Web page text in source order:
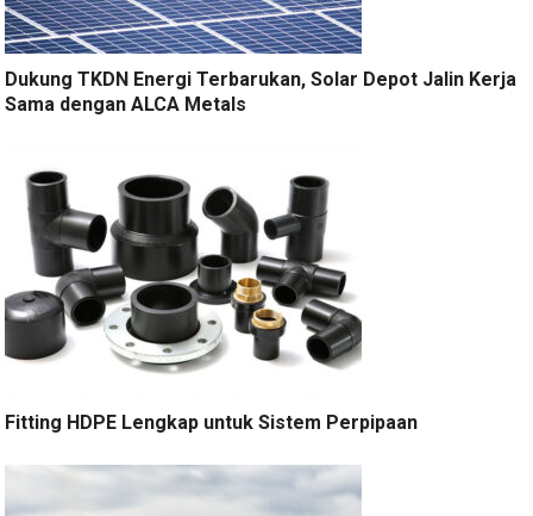
Dukung TKDN Energi Terbarukan, Solar Depot Jalin Kerja
Sama dengan ALCA Metals
Fitting HDPE Lengkap untuk Sistem Perpipaan